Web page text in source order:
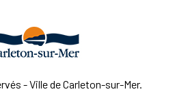
- Ville de Carleton-sur-Mer.